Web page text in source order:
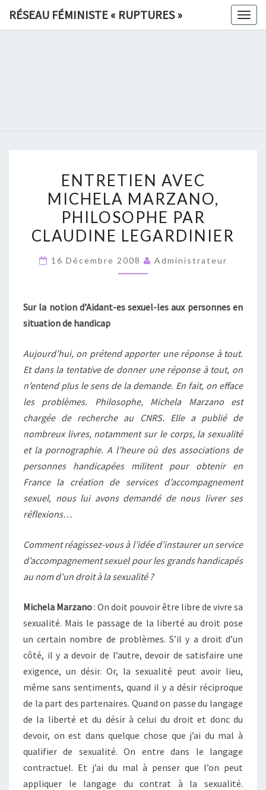
RÉSEAU FÉMINISTE « RUPTURES »
»
AVEC
MICHELA
MARZANO,
PHILOSOPHE
CLAUDINE
ENTRETIEN AVEC
MICHELA MARZANO,
PHILOSOPHE PAR
CLAUDINE LEGARDINIER
16 Décembre 2008 Administrateur
Sur la notion d’Aidant-es sexuel-les aux personnes en
situation de handicap
Aujourd’hui, on prétend apporter une réponse à tout.
Et dans la tentative de donner une réponse à tout, on
n’entend plus le sens de la demande. En fait, on efface
les problèmes. Philosophe, Michela Marzano est
chargée de recherche au CNRS. Elle a publié de
nombreux livres, notamment sur le corps, la sexualité
et la pornographie. A l’heure où des associations de
personnes handicapées militent pour obtenir en
France la création de services d’accompagnement
sexuel, nous lui avons demandé de nous livrer ses
réflexions…
Comment réagissez-vous à l’idée d’instaurer un service
d’accompagnement sexuel pour les grands handicapés
au nom d’un droit à la sexualité ?
Michela Marzano: On doit pouvoir être libre de vivre sa
sexualité. Mais le passage de la liberté au droit pose
un certain nombre de problèmes. S’il y a droit d’un
côté, il y a devoir de l’autre, devoir de satisfaire une
exigence, un désir. Or, la sexualité peut avoir lieu,
même sans sentiments, quand il y a désir réciproque
de la part des partenaires. Quand on passe du langage
de la liberté et du désir à celui du droit et donc du
devoir, on est dans quelque chose que j’ai du mal à
qualifier de sexualité. On entre dans le langage
contractuel. Et j’ai du mal à penser que l’on peut
appliquer le langage du contrat à la sexualité.